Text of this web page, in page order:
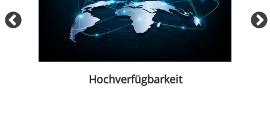
Hochverfügbarkeit